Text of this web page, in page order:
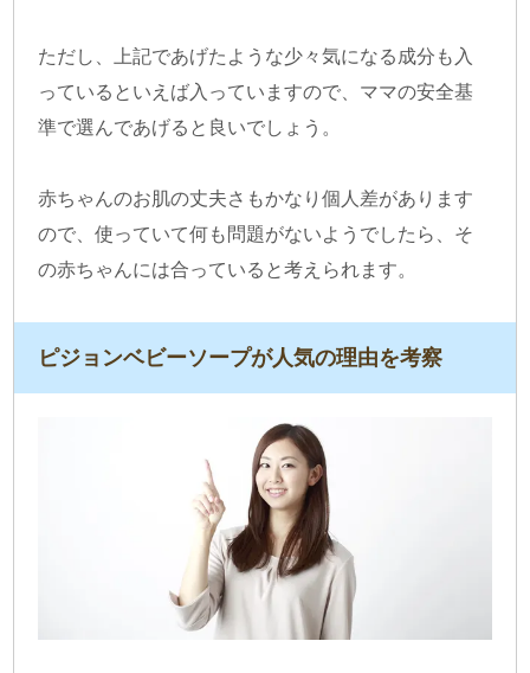
ただし、上記であげたような少々気になる成分も入
っているといえば入っていますので、ママの安全基
準で選んであげると良いでしょう。
赤ちゃんのお肌の丈夫さもかなり個人差があります
ので、使っていて何も問題がないようでしたら、そ
の赤ちゃんには合っていると考えられます。
ピジョンベビーソープが人気の理由を考察